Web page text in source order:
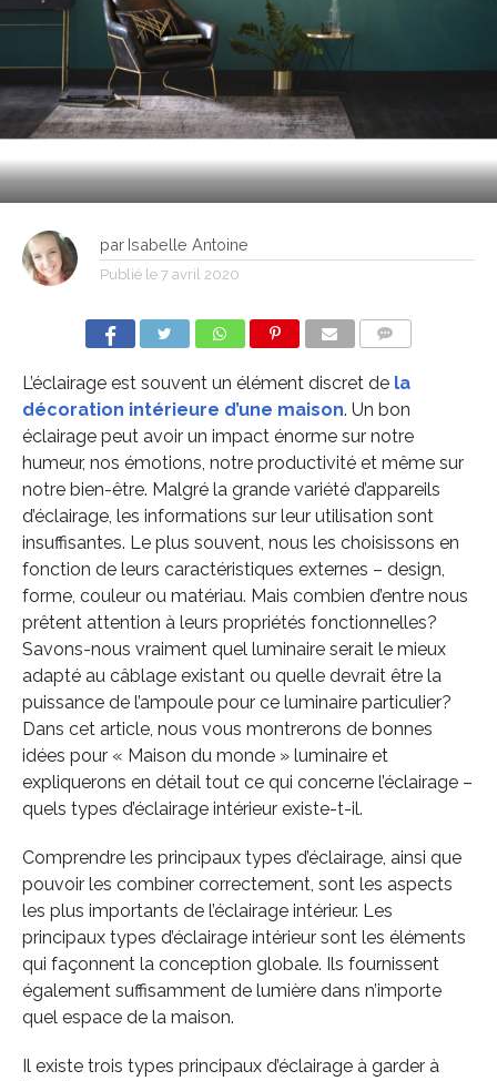
par Isabelle Antoine
Publié le 7 avril 2020
L’éclairage est souvent un élément discret de la
décoration intérieure d’une maison. Un bon
éclairage peut avoir un impact énorme sur notre
humeur, nos émotions, notre productivité et même sur
notre bien-être. Malgré la grande variété d’appareils
d’éclairage, les informations sur leur utilisation sont
insuffisantes. Le plus souvent, nous les choisissons en
fonction de leurs caractéristiques externes – design,
forme, couleur ou matériau. Mais combien d’entre nous
prêtent attention à leurs propriétés fonctionnelles?
Savons-nous vraiment quel luminaire serait le mieux
adapté au câblage existant ou quelle devrait être la
puissance de l’ampoule pour ce luminaire particulier?
Dans cet article, nous vous montrerons de bonnes
idées pour « Maison du monde » luminaire et
expliquerons en détail tout ce qui concerne l’éclairage –
quels types d’éclairage intérieur existe-t-il.
Comprendre les principaux types d’éclairage, ainsi que
pouvoir les combiner correctement, sont les aspects
les plus importants de l’éclairage intérieur. Les
principaux types d’éclairage intérieur sont les éléments
qui façonnent la conception globale. Ils fournissent
également suffisamment de lumière dans n’importe
quel espace de la maison.
Il existe trois types principaux d’éclairage à garder à